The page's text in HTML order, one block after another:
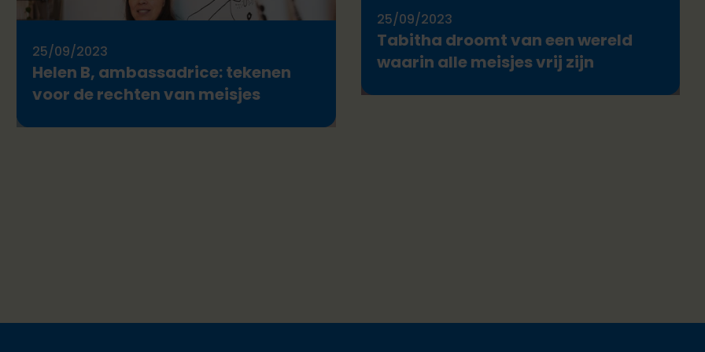
25/09/2023
Helen B, ambassadrice: tekenen
voor de rechten van meisjes
25/09/2023
Tabitha droomt van een wereld
waarin alle meisjes vrij zijn